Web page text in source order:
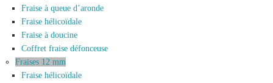
Fraise à queue d’aronde
Fraise hélicoïdale
Fraise à doucine
Coffret fraise défonceuse
Fraises 12 mm
Fraise hélicoïdale